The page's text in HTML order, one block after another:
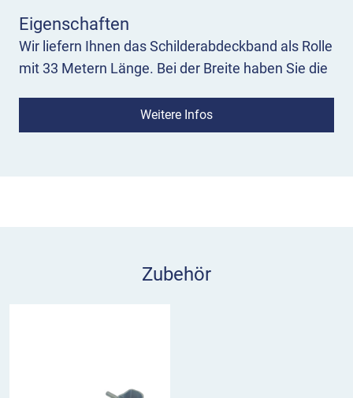
Eigenschaften
Wir liefern Ihnen das Schilderabdeckband als Rolle
mit 33 Metern Länge. Bei der Breite haben Sie die
des Schildes oder der Zielangabe.
Weitere Infos
Zubehör